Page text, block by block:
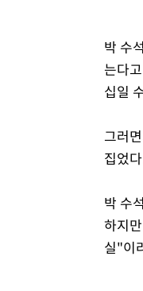
박 수
는다
십일
그러
집었
박 수
하지
실"이